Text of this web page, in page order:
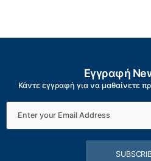
Εγγραφή
Κάντε εγγραφή για να μαθαίνετε